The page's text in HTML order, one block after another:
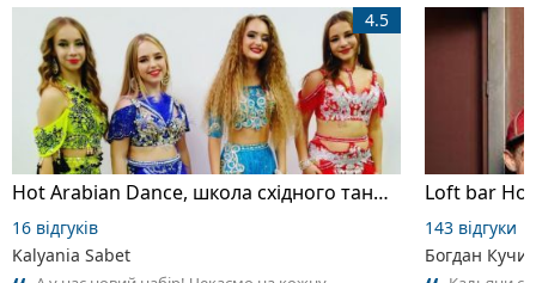
Hot Arabian Dance, школа східного танцю
4.5
16 відгуків
Kalyania Sabet
Loft bar
143 відгуки
Богдан